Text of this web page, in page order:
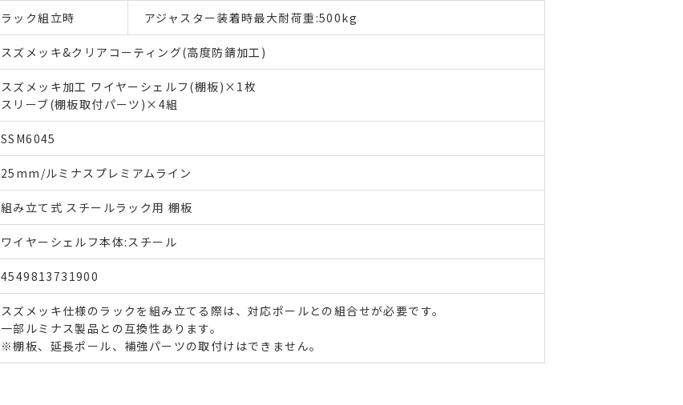
ラック組立時 アジャスター装着時最大耐荷重:500kg
スズメッキ&クリアコーティング(高度防錆加工)
スズメッキ加工 ワイヤーシェルフ(棚板)×1枚
スリーブ(棚板取付パーツ)×4組
SSM6045
25mm/ルミナスプレミアムライン
組み立て式 スチールラック用 棚板
ワイヤーシェルフ本体:スチール
4549813731900
スズメッキ仕様のラックを組み立てる際は、対応ポールとの組合せが必要です。
一部ルミナス製品との互換性あります。
※棚板、延長ポール、補強パーツの取付けはできません。